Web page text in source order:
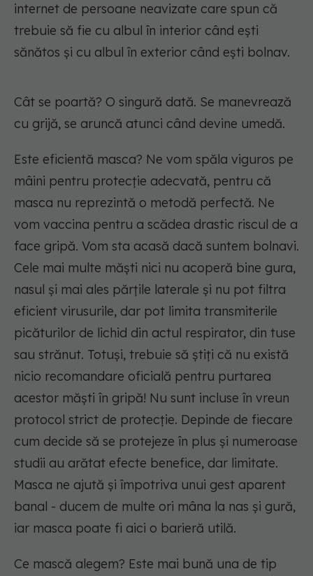
internet de persoane neavizate care spun că
trebuie să fie cu albul în interior când ești
sănătos și cu albul în exterior când ești bolnav.
Cât se poartă? O singură dată. Se manevrează
cu grijă, se aruncă atunci când devine umedă.
Este eficientă masca? Ne vom spăla viguros pe
mâini pentru protecție adecvată, pentru că
masca nu reprezintă o metodă perfectă. Ne
vom vaccina pentru a scădea drastic riscul de a
face gripă. Vom sta acasă dacă suntem bolnavi.
Cele mai multe măști nici nu acoperă bine gura,
nasul și mai ales părțile laterale și nu pot filtra
eficient virusurile, dar pot limita transmiterile
picăturilor de lichid din actul respirator, din tuse
sau strănut. Totuși, trebuie să știți că nu există
nicio recomandare oficială pentru purtarea
acestor măști în gripă! Nu sunt incluse în vreun
protocol strict de protecție. Depinde de fiecare
cum decide să se protejeze în plus și numeroase
studii au arătat efecte benefice, dar limitate.
Masca ne ajută și împotriva unui gest aparent
banal - ducem de multe ori mâna la nas și gură,
iar masca poate fi aici o barieră utilă.
Ce mască alegem? Este mai bună una de tip